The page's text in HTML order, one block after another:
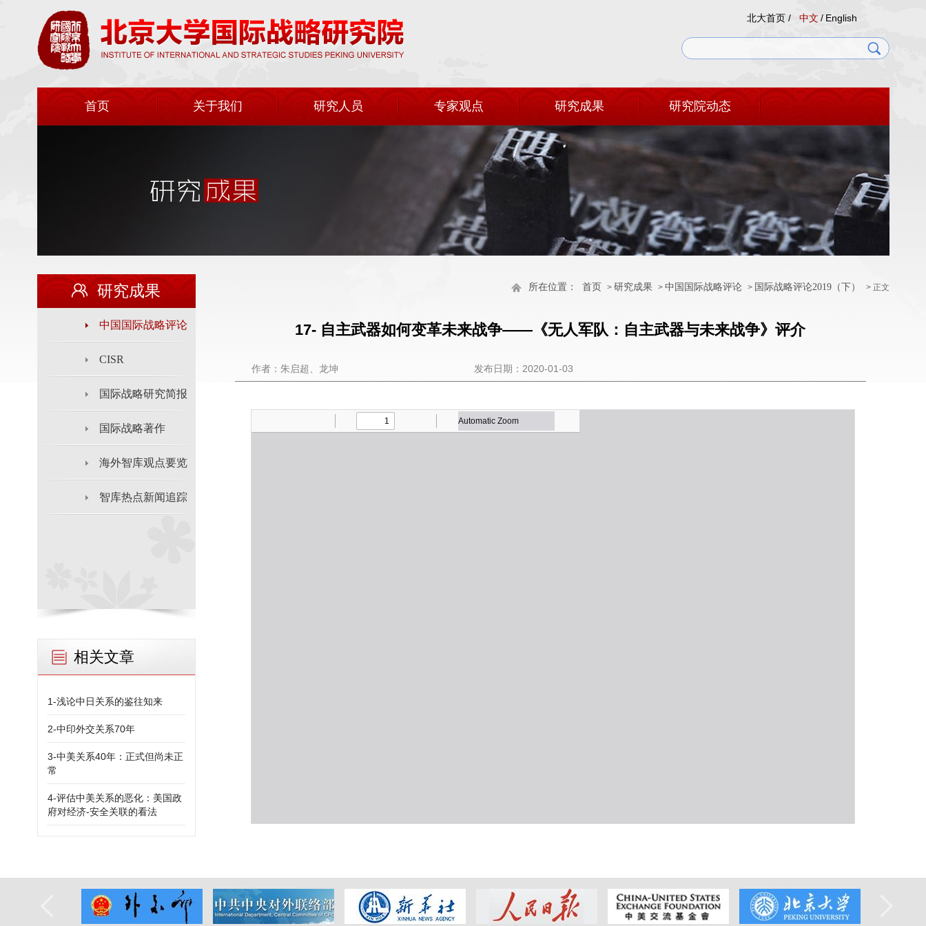
北大首页 / 中文 / English
首页 关于我们 研究人员 专家观点 研究成果 研究院动态
所在位置： 首页 > 研究成果 > 中国国际战略评论 > 国际战略评论2019（下） > 正文
研究成果
中国国际战略评论
CISR
国际战略研究简报
国际战略著作
海外智库观点要览
智库热点新闻追踪
相关文章
1-浅论中日关系的鉴往知来
2-中印外交关系70年
3-中美关系40年：正式但尚未正
常
4-评估中美关系的恶化：美国政
府对经济-安全关联的看法
17- 自主武器如何变革未来战争——《无人军队：自主武器与未来战争》评介
作者：朱启超、龙坤 发布日期：2020-01-03